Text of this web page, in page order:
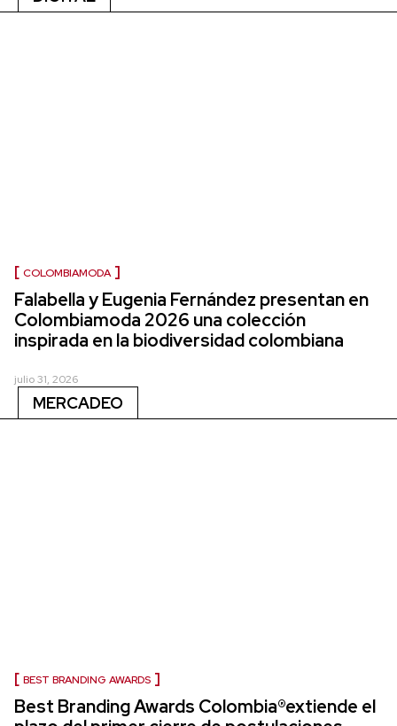
COLOMBIAMODA
Falabella y Eugenia Fernández presentan en
Colombiamoda 2026 una colección
inspirada en la biodiversidad colombiana
julio 31, 2026
MERCADEO
BEST BRANDING AWARDS
Best Branding Awards Colombia®extiende el